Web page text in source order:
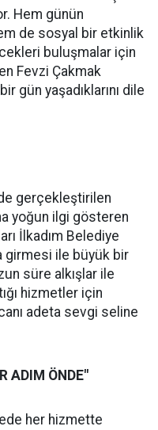
Hem günün
de sosyal bir etkinlik
buluşmalar için
Fevzi Çakmak
gün yaşadıklarını dile
gerçekleştirilen
yoğun ilgi gösteren
İlkadım Belediye
girmesi ile büyük bir
süre alkışlar ile
hizmetler için
adeta sevgi seline
ADIM ÖNDE"
her hizmette